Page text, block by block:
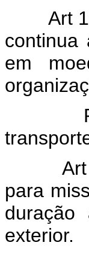
Art
continua
em
para
exterior.